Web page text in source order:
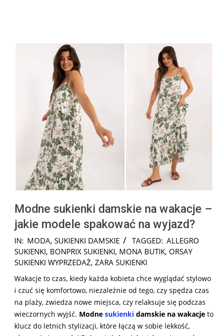
Modne sukienki damskie na wakacje –
jakie modele spakować na wyjazd?
2024-
08-
10
IN: MODA, SUKIENKI DAMSKIE TAGGED: ALLEGRO
SUKIENKI, BONPRIX SUKIENKI, MONA BUTIK, ORSAY
SUKIENKI WYPRZEDAŻ, ZARA SUKIENKI
Wakacje to czas, kiedy każda kobieta chce wyglądać stylowo
i czuć się komfortowo, niezależnie od tego, czy spędza czas
na plaży, zwiedza nowe miejsca, czy relaksuje się podczas
wieczornych wyjść. Modne sukienki damskie na wakacje to
klucz do letnich stylizacji, które łączą w sobie lekkość,